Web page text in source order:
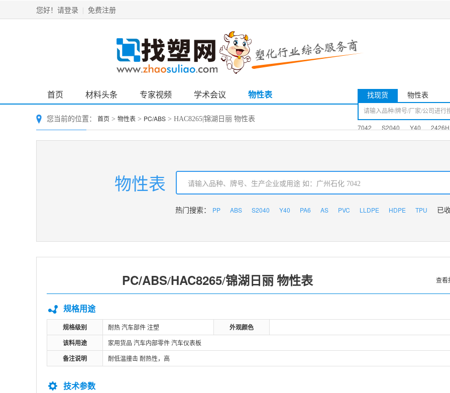
您好！ 请登录 免费注册
找现货 物性表
7042 S2040 Y40 2426H
首页 材料头条 专家视频 学术会议 物性表
您当前的位置： 首页 > 物性表 > PC/ABS > HAC8265|锦湖日丽 物性表
物性表
热门搜索： PP ABS S2040 Y40 PA6 AS PVC LLDPE HDPE TPU 已
PC/ABS/HAC8265/锦湖日丽 物性表 查看
规格用途
规格级别 耐热 汽车部件 注塑
外观颜色
该料用途
家用货品 汽车内部零件 汽车仪表板
备注说明 耐低温撞击 耐热性，高
技术参数